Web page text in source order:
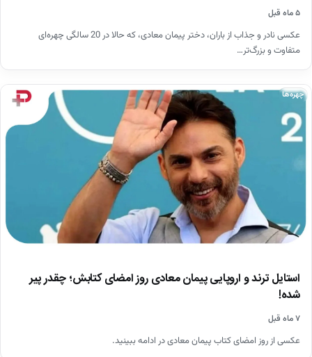
۵ ماه قبل
عکسی نادر و جذاب از باران، دختر پیمان معادی، که حالا در 20 سالگی چهره‌ای
متفاوت و بزرگ‌تر…
چهره‌ها
استایل ترند و اروپایی پیمان معادی روز امضای کتابش؛ چقدر پیر
شده!
۷ ماه قبل
عکسی از روز امضای کتاب پیمان معادی در ادامه ببینید.